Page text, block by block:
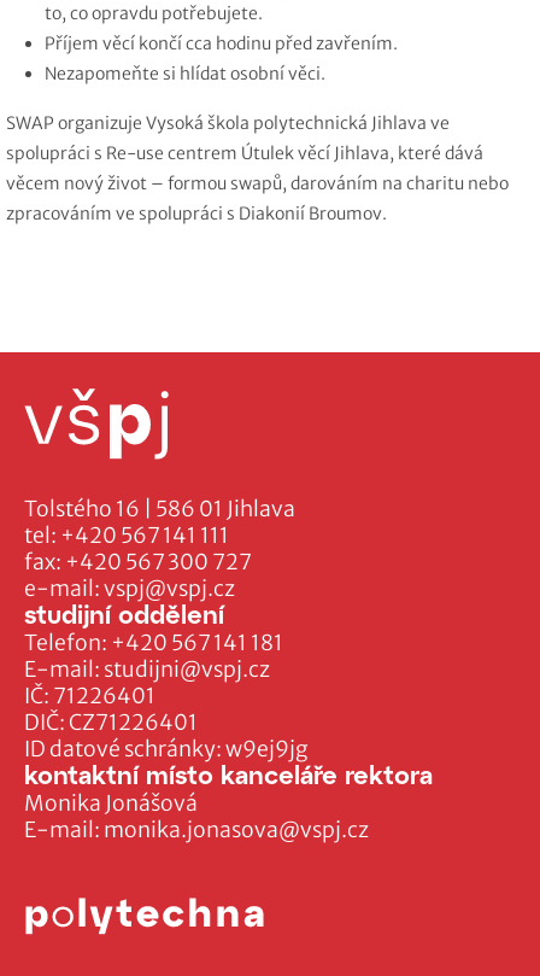
to, co opravdu potřebujete.
Příjem věcí končí cca hodinu před zavřením.
Nezapomeňte si hlídat osobní věci.
SWAP organizuje Vysoká škola polytechnická Jihlava ve
spolupráci s Re-use centrem Útulek věcí Jihlava, které dává
věcem nový život – formou swapů, darováním na charitu nebo
zpracováním ve spolupráci s Diakonií Broumov.
Tolstého 16 | 586 01 Jihlava
tel: +420 567 141 111
fax: +420 567 300 727
e-mail:vspj@vspj.cz
IČ: 71226401
DIČ: CZ71226401
ID datové schránky: w9ej9jg
studijní oddělení
Telefon: +420 567 141 181
E-mail: studijni@vspj.cz
kontaktní místo kanceláře rektora
Monika Jonášová
E-mail: monika.jonasova@vspj.cz